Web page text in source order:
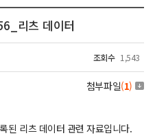
리츠 데이터
조회수 1,543
첨부파일(1)
된 리츠 데이터 관련 자료입니다.